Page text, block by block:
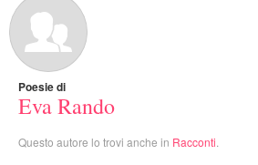
Poesie di
Eva Rando
Questo autore lo trovi anche in Racconti